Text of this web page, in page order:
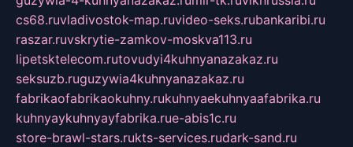
cs68.ruvladivostok-map.ruvideo-seks.rubankaribi.ru
raszar.ruvskrytie-zamkov-moskva113.ru
lipetsktelecom.rutovudyi4kuhnyanazakaz.ru
seksuzb.ruguzywia4kuhnyanazakaz.ru
fabrikaofabrikaokuhny.rukuhnyaekuhnyaafabrika.ru
kuhnyaykuhnyayfabrika.rue-abis1c.ru
store-brawl-stars.rukts-services.rudark-sand.ru